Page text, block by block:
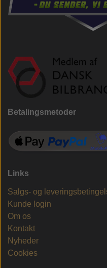
Betalingsmetoder
Links
Salgs- og
Kunde login
Om os
Kontakt
Nyheder
Cookies